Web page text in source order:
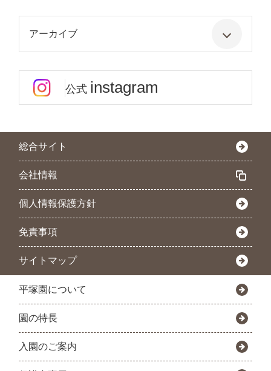
アーカイブ
公式 instagram
総合サイト
会社情報
個人情報保護方針
免責事項
サイトマップ
平塚園について
園の特長
入園のご案内